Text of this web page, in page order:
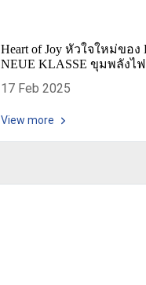
Heart of Joy หัวใจใหม่ของ
NEUE KLASSE ขุมพลังไ
17 Feb 2025
View more